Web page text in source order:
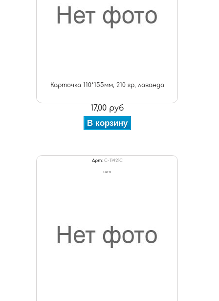
Карточка 110*155мм, 210 гр, лаванда
17,00 руб
В корзину
Арт: C-11421С
шт